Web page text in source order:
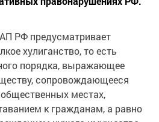
хулиганство, то есть
порядка, выражающее
сопровождающееся
местах,
к гражданам, а равно
чужого имущества.